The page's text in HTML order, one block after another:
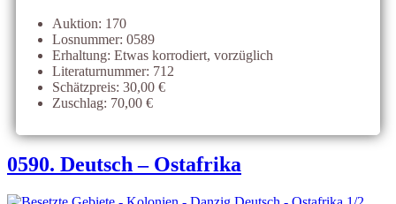
Auktion: 170
Losnummer: 0589
Erhaltung: Etwas korrodiert, vorzüglich
Literaturnummer: 712
Schätzpreis: 30,00 €
Zuschlag: 70,00 €
0590. Deutsch – Ostafrika